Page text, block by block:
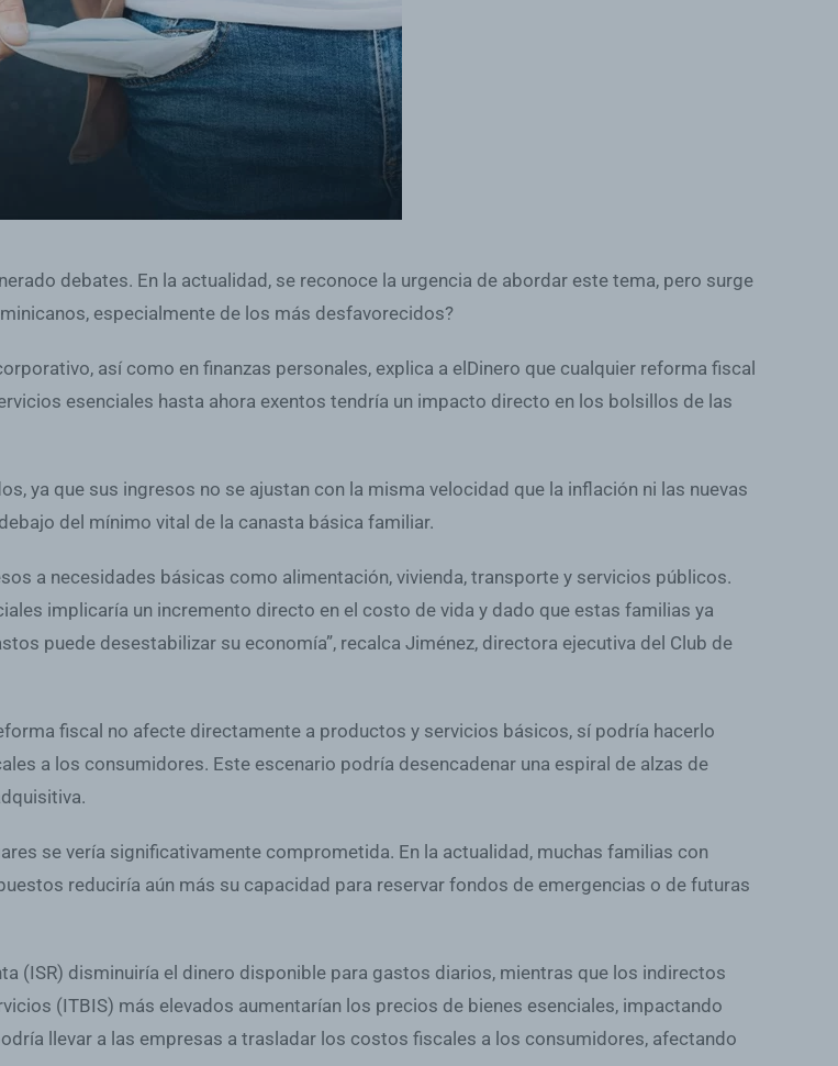
debates. En la actualidad, se reconoce la urgencia de abordar este tema, pero surge
especialmente de los más desfavorecidos?
así como en finanzas personales, explica a elDinero que cualquier reforma fiscal
esenciales hasta ahora exentos tendría un impacto directo en los bolsillos de las
ya que sus ingresos no se ajustan con la misma velocidad que la inflación ni las nuevas
del mínimo vital de la canasta básica familiar.
a necesidades básicas como alimentación, vivienda, transporte y servicios públicos.
implicaría un incremento directo en el costo de vida y dado que estas familias ya
puede desestabilizar su economía”, recalca Jiménez, directora ejecutiva del Club de
fiscal no afecte directamente a productos y servicios básicos, sí podría hacerlo
a los consumidores. Este escenario podría desencadenar una espiral de alzas de
se vería significativamente comprometida. En la actualidad, muchas familias con
reduciría aún más su capacidad para reservar fondos de emergencias o de futuras
(ISR) disminuiría el dinero disponible para gastos diarios, mientras que los indirectos
(ITBIS) más elevados aumentarían los precios de bienes esenciales, impactando
llevar a las empresas a trasladar los costos fiscales a los consumidores, afectando